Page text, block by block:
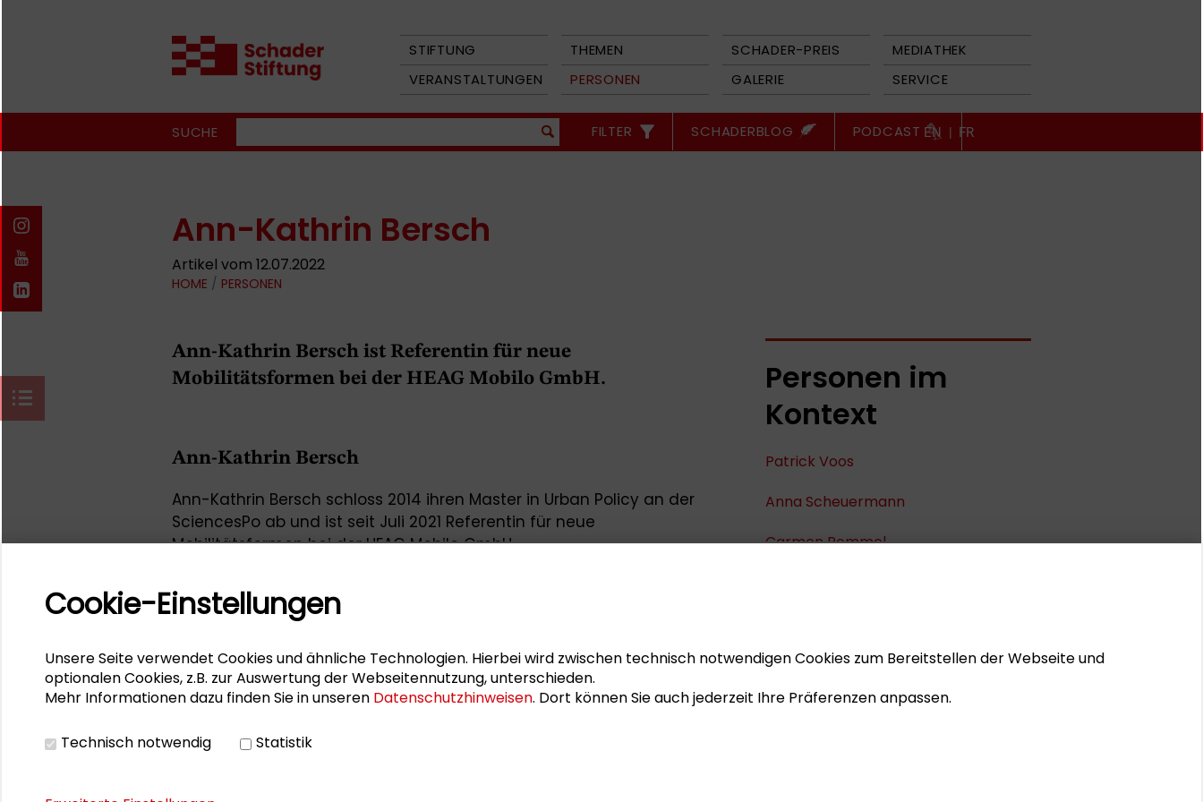
STIFTUNG THEMEN SCHADER-PREIS
MEDIATHEK
VERANSTALTUNGEN
PERSONEN GALERIE SERVICE
SUCHE FILTER SCHADERBLOG PODCAST EN | FR
Ann-Kathrin Bersch
Artikel vom 12.07.2022
HOME / PERSONEN
Ann-Kathrin Bersch ist Referentin für neue
Mobilitätsformen bei der HEAG Mobilo GmbH.
Ann-Kathrin Bersch
Ann-Kathrin Bersch schloss 2014 ihren Master in Urban Policy an der
SciencesPo ab und ist seit Juli 2021 Referentin für neue
Mobilitätsformen bei der HEAG Mobilo GmbH.
Challenges: Transformationsprozesse im Anthropozän – Ansätze,
Dilemmata, Perspektiven“ des Interdisziplinären Studienschwerpunktes
der Technischen Universität Darmstadt am 12. Juli 2022 im Schader-
Forum.
Personen im
Kontext
Patrick Voos
Anna Scheuermann
Carmen Rommel
Tobias Berger
Seite drucken
Cookie-Einstellungen
Unsere Seite verwendet Cookies und ähnliche Technologien. Hierbei wird zwischen technisch notwendigen Cookies zum Bereitstellen der Webseite und
optionalen Cookies, z.B. zur Auswertung der Webseitennutzung, unterschieden.
Mehr Informationen dazu finden Sie in unseren Datenschutzhinweisen. Dort können Sie auch jederzeit Ihre Präferenzen anpassen.
Technisch notwendig Statistik